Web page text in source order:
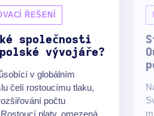
ŘEŠENÍ
společnosti
vývojáře?
v globálním
čelí rostoucímu tlaku,
počtu
platy, omezená